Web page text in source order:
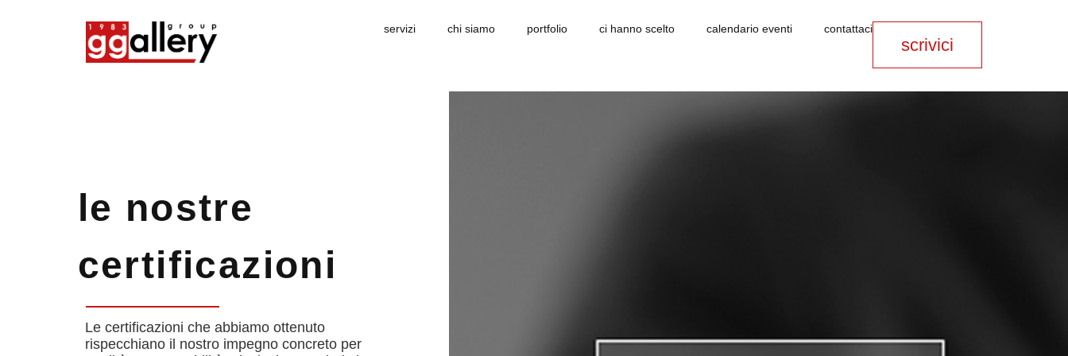
servizi chi siamo portfolio ci hanno scelto calendario eventi contattaci
scrivici
le nostre
certificazioni
Le certificazioni che abbiamo ottenuto
rispecchiano il nostro impegno concreto per